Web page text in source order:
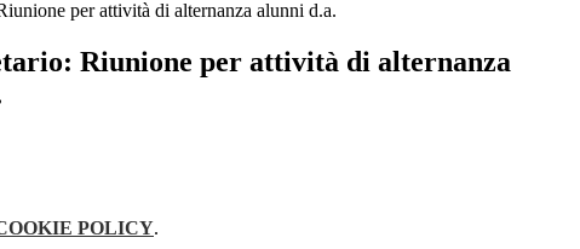
per attività di alternanza alunni d.a.
Riunione per attività di alternanza
POLICY.